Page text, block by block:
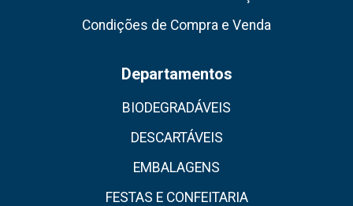
Condições de Compra e Venda
Departamentos
BIODEGRADÁVEIS
DESCARTÁVEIS
EMBALAGENS
FESTAS E CONFEITARIA